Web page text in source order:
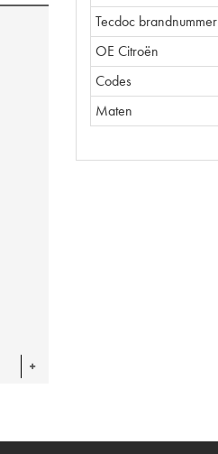
Tecdoc brandnummer
OE Citroën
Codes
Maten